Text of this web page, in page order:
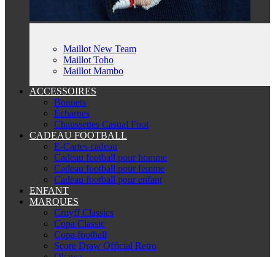
Maillot New Team
Maillot Toho
Maillot Mambo
ACCESSOIRES
Bonnets
Écharpes
Chaussettes Casual Foot
CADEAU FOOTBALL
E-Cartes cadeau
Cadeau football pour homme
Cadeau football pour femme
Cadeau football pour enfant
ENFANT
MARQUES
Cruyff Classics
Copa Classic
Copa football
Score Draw Official Retro